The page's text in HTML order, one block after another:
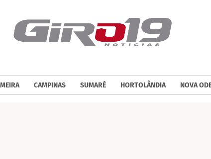
CAMPINAS SUMARÉ HORTOLÂNDIA NOVA